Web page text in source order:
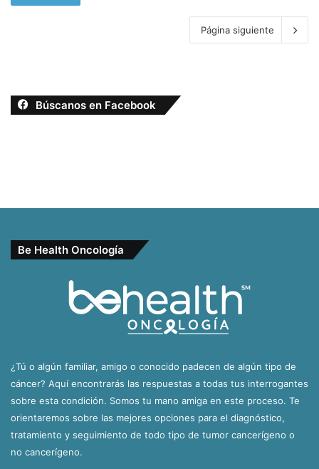
Página siguiente
Búscanos en Facebook
Be Health Oncología
¿Tú o algún familiar, amigo o conocido padecen de algún tipo de
cáncer? Aquí encontrarás las respuestas a todas tus interrogantes
sobre esta condición. Somos tu mano amiga en este proceso. Te
orientaremos sobre las mejores opciones para el diagnóstico,
tratamiento y seguimiento de todo tipo de tumor cancerígeno o
no cancerígeno.